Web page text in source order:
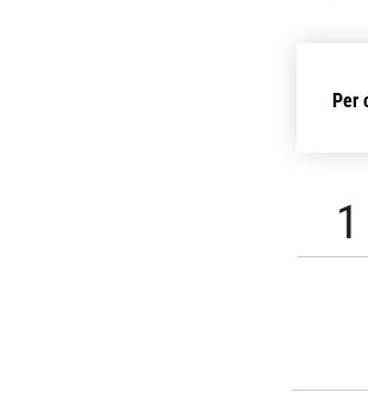
Per
Confezione
la